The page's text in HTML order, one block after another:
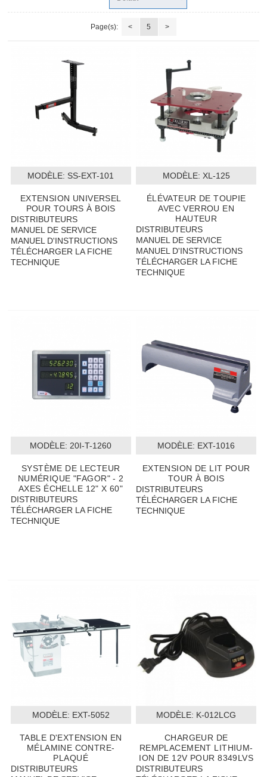
Page(s): < 5 >
MODÈLE: SS-EXT-101
EXTENSION UNIVERSEL
POUR TOURS À BOIS
DISTRIBUTEURS
MANUEL DE SERVICE
MANUEL D'INSTRUCTIONS
TÉLÉCHARGER LA FICHE
TECHNIQUE
MODÈLE: XL-125
ÉLÉVATEUR DE TOUPIE
AVEC VERROU EN
HAUTEUR
DISTRIBUTEURS
MANUEL DE SERVICE
MANUEL D'INSTRUCTIONS
TÉLÉCHARGER LA FICHE
TECHNIQUE
MODÈLE: 20I-T-1260
SYSTÈME DE LECTEUR
NUMÉRIQUE "FAGOR" - 2
AXES ÉCHELLE 12" X 60"
DISTRIBUTEURS
TÉLÉCHARGER LA FICHE
TECHNIQUE
MODÈLE: EXT-1016
EXTENSION DE LIT POUR
TOUR À BOIS
DISTRIBUTEURS
TÉLÉCHARGER LA FICHE
TECHNIQUE
MODÈLE: EXT-5052
TABLE D'EXTENSION EN
MÉLAMINE CONTRE-
PLAQUÉ
DISTRIBUTEURS
MODÈLE: K-012LCG
CHARGEUR DE
REMPLACEMENT LITHIUM-
ION DE 12V POUR 8349LVS
DISTRIBUTEURS